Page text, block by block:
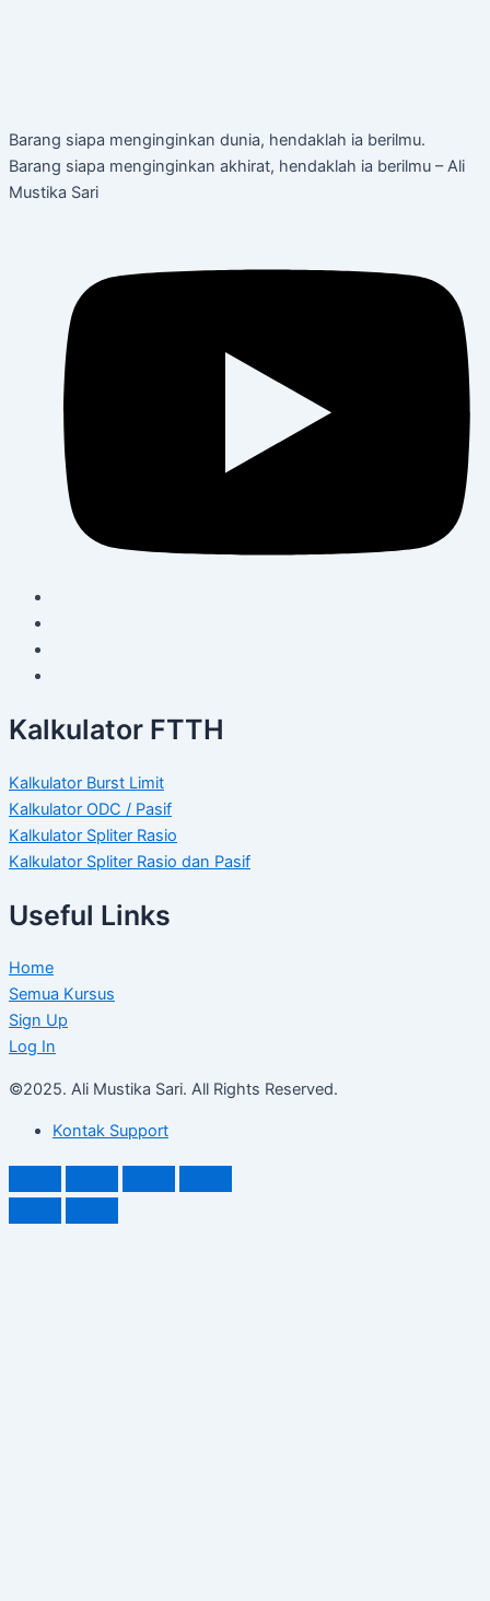
Barang siapa menginginkan dunia, hendaklah ia berilmu.
Barang siapa menginginkan akhirat, hendaklah ia berilmu – Ali
Mustika Sari
Kalkulator FTTH
Kalkulator Burst Limit
Kalkulator ODC / Pasif
Kalkulator Spliter Rasio
Kalkulator Spliter Rasio dan Pasif
Useful Links
Home
Semua Kursus
Sign Up
Log In
©2025. Ali Mustika Sari. All Rights Reserved.
Kontak Support